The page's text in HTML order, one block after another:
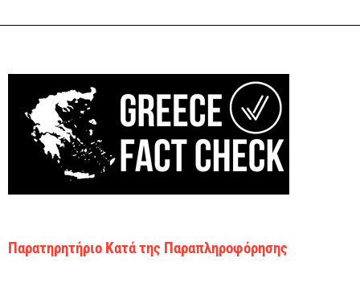
Παρατηρητήριο Κατά της Παραπληροφόρησης